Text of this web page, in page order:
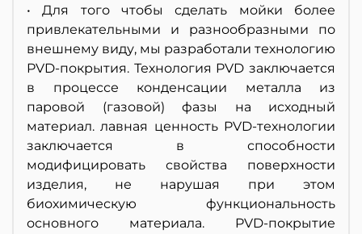
• Для того чтобы сделать мойки более
привлекательными и разнообразными по
внешнему виду, мы разработали технологию
PVD-покрытия. Технология PVD заключается
в процессе конденсации металла из
паровой (газовой) фазы на исходный
материал. лавная ценность PVD-технологии
заключается в способности
модифицировать свойства поверхности
изделия, не нарушая при этом
биохимическую функциональность
основного материала. PVD-покрытие